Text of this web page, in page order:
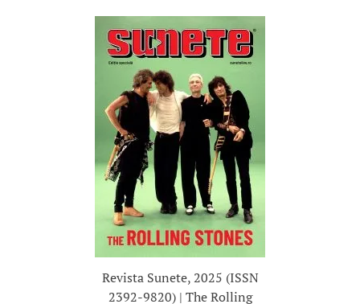
Revista Sunete, 2025 (ISSN
2392-9820) | The Rolling